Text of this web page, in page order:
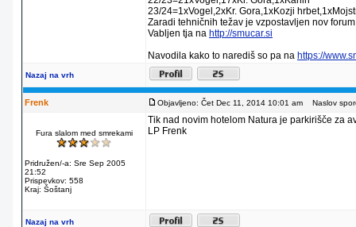
23/24=1xVogel,2xKr. Gora,1xKozji
Zaradi tehničnih težav je vzpostavljen nov
Vabljen tja na http://smucar.si
Navodila kako to narediš so pa na https://
Nazaj na vrh
Frenk Objavljeno: Čet Dec 11, 2014 10:01 am Naslov
Fura slalom med smrekami
Pridružen/-a: Sre Sep 2005
21:52
Prispevkov: 558
Kraj: Šoštanj
Tik nad novim hotelom Natura je parkirišče za
LP Frenk
Nazaj na vrh